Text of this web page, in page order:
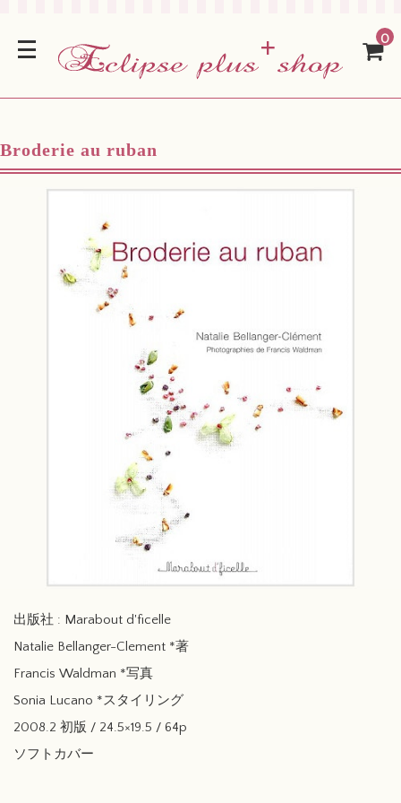
0
Broderie au ruban
出版社 : Marabout d'ficelle
Natalie Bellanger-Clement *著
Francis Waldman *写真
Sonia Lucano *スタイリング
2008.2 初版 / 24.5×19.5 / 64p
ソフトカバー